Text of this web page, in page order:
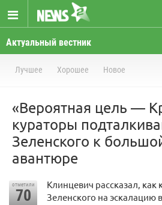
Актуальный вестник
Лучшее Хорошее Новое
«Вероятная цель —
кураторы
Зеленского к
авантюре
отметили
70
Клинцевич рассказал,
Зеленского на эскалацию